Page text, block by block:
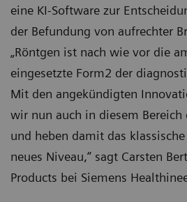
eine KI-Software zur
der Befundung von aufrechter
„Röntgen ist nach wie vor die
eingesetzte Form2 der
Mit den angekündigten
wir nun auch in diesem Bereich
und heben damit das
neues Niveau,“ sagt Carsten
Products bei Siemens